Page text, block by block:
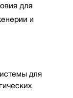
для
и
для